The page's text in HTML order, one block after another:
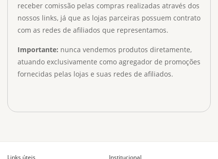
receber comissão pelas compras realizadas através dos
nossos links, já que as lojas parceiras possuem contrato
com as redes de afiliados que representamos.
Importante: nunca vendemos produtos diretamente,
atuando exclusivamente como agregador de promoções
fornecidas pelas lojas e suas redes de afiliados.
Links úteis Institucional